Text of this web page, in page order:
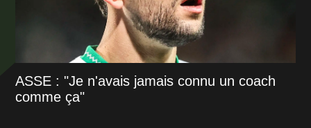
ASSE : "Je n'avais jamais connu un coach
comme ça"